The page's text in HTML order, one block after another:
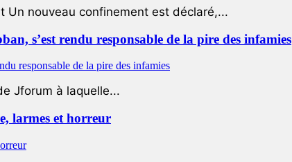
Un nouveau confinement est déclaré,...
s’est rendu responsable de la pire des infamies
Jforum à laquelle...
larmes et horreur